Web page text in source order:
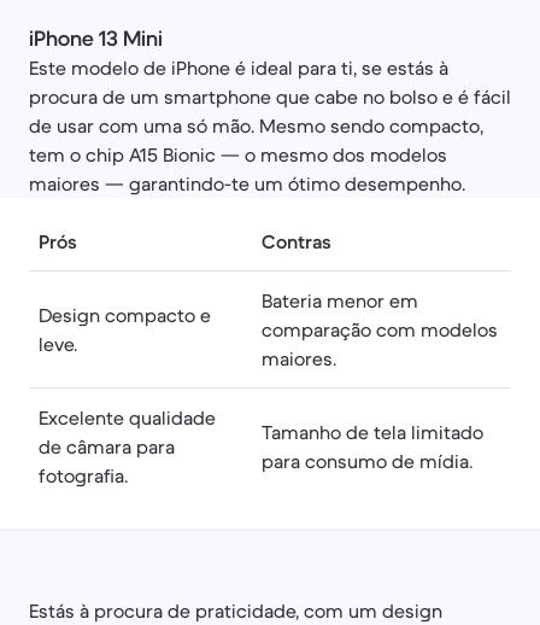
iPhone 13 Mini
Este modelo de iPhone é ideal para ti, se estás à
procura de um smartphone que cabe no bolso e é fácil
de usar com uma só mão. Mesmo sendo compacto,
tem o chip A15 Bionic — o mesmo dos modelos
maiores — garantindo-te um ótimo desempenho.
Prós Contras
Design compacto e
leve.
Bateria menor em
comparação com modelos
maiores.
Excelente qualidade
de câmara para
fotografia.
Tamanho de tela limitado
para consumo de mídia.
Estás à procura de praticidade, com um design